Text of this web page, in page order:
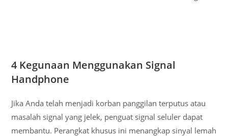
4 Kegunaan Menggunakan Signal
Handphone
Jika Anda telah menjadi korban panggilan terputus atau
masalah signal yang jelek, penguat signal seluler dapat
membantu. Perangkat khusus ini menangkap sinyal lemah